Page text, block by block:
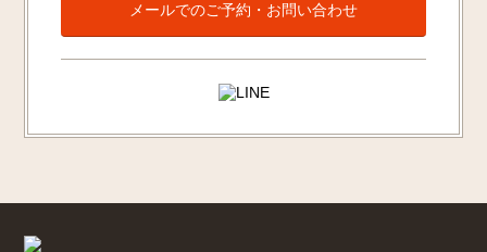
メールでのご予約・お問い合わせ